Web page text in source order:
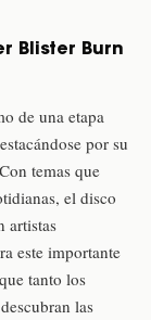
Blister Burn
de una etapa
por su
temas que
el disco
artistas
este importante
tanto los
las